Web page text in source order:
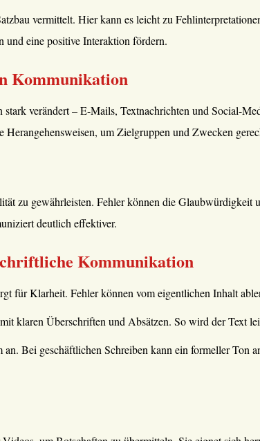
vermittelt. Hier kann es leicht zu
und eine positive Interaktion fördern.
Kommunikation
verändert – E-Mails, Textnachrichten und Social-
um Zielgruppen und Zwecken
zu gewährleisten. Fehler können die
deutlich effektiver.
Kommunikation
für Klarheit. Fehler können vom eigentlichen Inhalt
klaren Überschriften und Absätzen. So wird der Text
Bei geschäftlichen Schreiben kann ein formeller Ton